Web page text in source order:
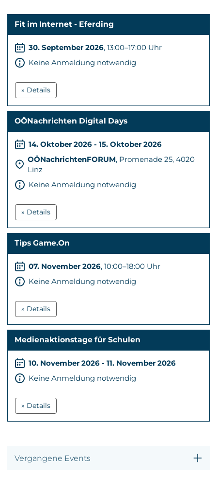
Fit im Internet - Eferding
30. September 2026, 13:00–17:00 Uhr
Keine Anmeldung notwendig
» Details
OÖNachrichten Digital Days
14. Oktober 2026 - 15. Oktober 2026
OÖNachrichtenFORUM, Promenade 25, 4020
Linz
Keine Anmeldung notwendig
» Details
Tips Game.On
07. November 2026, 10:00–18:00 Uhr
Keine Anmeldung notwendig
» Details
Medienaktionstage für Schulen
10. November 2026 - 11. November 2026
Keine Anmeldung notwendig
» Details
Vergangene Events